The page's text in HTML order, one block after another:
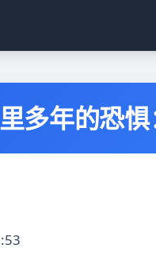
多年的恐